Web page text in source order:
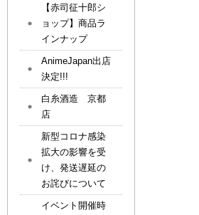
【赤司征十郎シ
ョップ】商品ラ
インナップ
AnimeJapan出店
決定!!!
白糸酒造 京都
店
新型コロナ感染
拡大の影響を受
け、発送遅延の
お詫びについて
イベント開催時